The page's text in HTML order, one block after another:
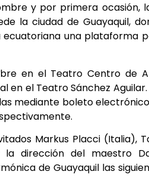
y por primera ocasión,
la ciudad de Guayaquil,
ecuatoriana una plataforma
en el Teatro Centro de
el Teatro Sánchez Aguilar.
mediante boleto
Markus Placci (Italia),
la dirección del maestro
de Guayaquil las